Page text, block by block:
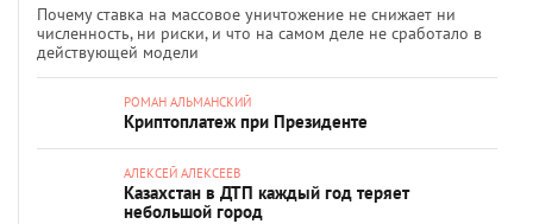
Почему ставка на массовое уничтожение не снижает ни
численность, ни риски, и что на самом деле не сработало в
действующей модели
РОМАН АЛЬМАНСКИЙ
Криптоплатеж при Президенте
АЛЕКСЕЙ АЛЕКСЕЕВ
Казахстан в ДТП каждый год теряет
небольшой город